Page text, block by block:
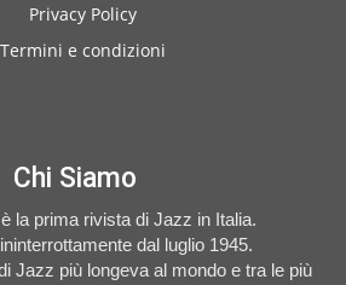
Privacy Policy
Termini e condizioni
Chi Siamo
la prima rivista di Jazz in Italia.
dal luglio 1945.
Jazz più longeva al mondo e tra le più